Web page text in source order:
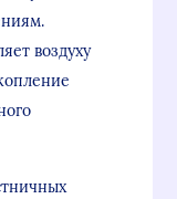
воздуху